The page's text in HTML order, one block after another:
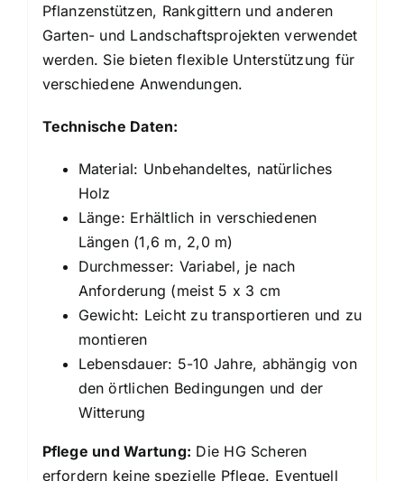
Pflanzenstützen, Rankgittern und anderen
Garten- und Landschaftsprojekten verwendet
werden. Sie bieten flexible Unterstützung für
verschiedene Anwendungen.
Technische Daten:
Material: Unbehandeltes, natürliches
Holz
Länge: Erhältlich in verschiedenen
Längen (1,6 m, 2,0 m)
Durchmesser: Variabel, je nach
Anforderung (meist 5 x 3 cm
Gewicht: Leicht zu transportieren und zu
montieren
Lebensdauer: 5-10 Jahre, abhängig von
den örtlichen Bedingungen und der
Witterung
Pflege und Wartung: Die HG Scheren
erfordern keine spezielle Pflege. Eventuell